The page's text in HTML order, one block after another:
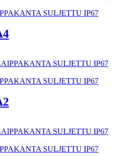
SULJETTU IP67
SULJETTU IP67
SULJETTU IP67